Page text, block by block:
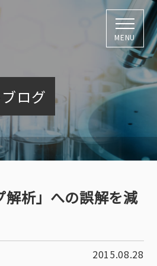
株式会社キャン
MENU
ログ
解析」への誤解を減
2015.08.28